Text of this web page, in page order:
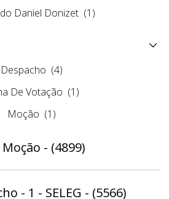
Daniel Donizet (1)
Despacho (4)
De Votação (1)
Moção (1)
Moção - (4899)
- 1 - SELEG - (5566)